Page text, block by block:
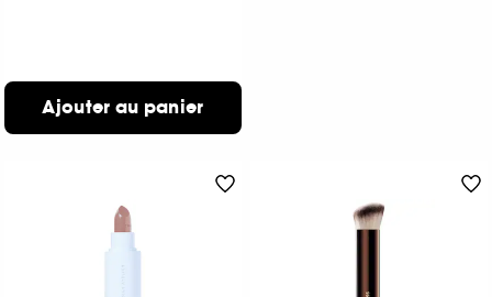
Ajouter au panier